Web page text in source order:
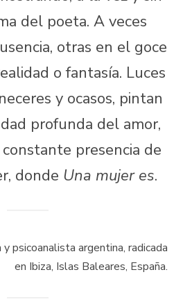
del poeta. A veces
otras en el goce
o fantasía. Luces
y ocasos, pintan
profunda del amor,
presencia de
donde Una mujer es.
psicoanalista argentina, radicada
en Ibiza, Islas Baleares, España.